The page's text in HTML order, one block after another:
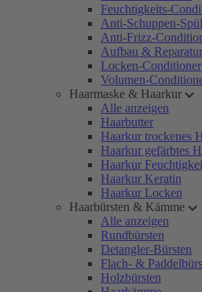
Feuchtigkeits-
Anti-Schuppen-
Anti-Frizz-
Aufbau &
Locken-Conditioner
Volumen-
Haarmaske & Haarkur
Alle anzeigen
Haarbutter
Haarkur trockenes
Haarkur gefärbtes
Haarkur
Haarkur Keratin
Haarkur Locken
Haarbürsten & Kämme
Alle anzeigen
Rundbürsten
Detangler-Bürsten
Flach- &
Holzbürsten